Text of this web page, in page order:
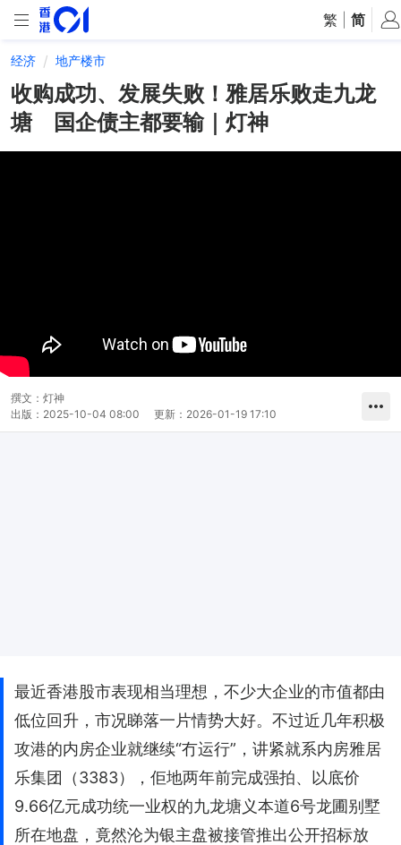
繁 简
经济 地产楼市
收购成功、发展失败！雅居乐败走九龙
塘 国企债主都要输｜灯神
撰文： 灯神
出版： 2025-10-04 08:00 更新： 2026-01-19 17:10
最近香港股市表现相当理想，不少大企业的市值都由
低位回升，市况睇落一片情势大好。不过近几年积极
攻港的内房企业就继续“冇运行”，讲紧就系内房雅居
乐集团（3383），佢地两年前完成强拍、以底价
9.66亿元成功统一业权的九龙塘义本道6号龙圃别墅
所在地盘，竟然沦为银主盘被接管推出公开招标放